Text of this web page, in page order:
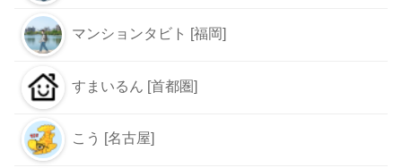
マンションタビト [福岡]
すまいるん [首都圏]
こう [名古屋]